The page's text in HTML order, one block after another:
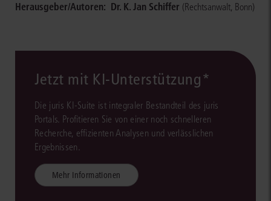
Herausgeber/Autoren: Dr. K. Jan Schiffer (Rechtsanwalt, Bonn)
Jetzt mit KI-Unterstützung*
Die juris KI-Suite ist integraler Bestandteil des juris
Portals. Profitieren Sie von einer noch schnelleren
Recherche, effizienten Analysen und verlässlichen
Ergebnissen.
Mehr Informationen